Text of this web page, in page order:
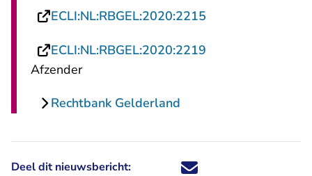
ECLI:NL:RBGEL:2020:2215
ECLI:NL:RBGEL:2020:2219
Afzender
Rechtbank Gelderland
Deel dit nieuwsbericht: Deel dit nieuwsbericht via X -
Deel dit nieuwsbericht via
Deel dit nieuwsbericht
Deel dit